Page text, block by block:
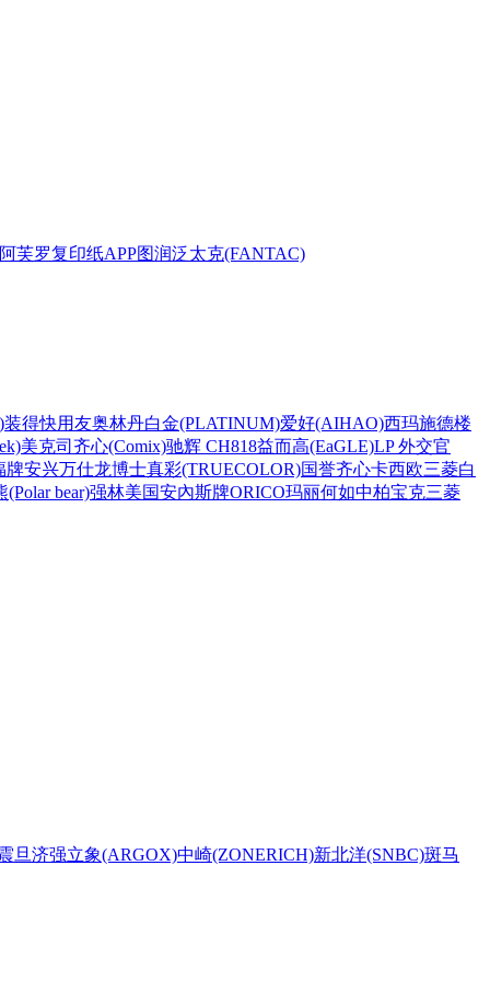
阿芙罗复印纸APP图润泛太克(FANTAC)
装得快用友奥林丹白金(PLATINUM)爱好(AIHAO)西玛施德楼
美克司 齐心(Comix)驰辉 CH818益而高(EaGLE)LP 外交官
牌安兴万仕龙博士真彩(TRUECOLOR)国誉齐心卡西欧三菱白
(Polar bear)强林美国安內斯牌ORICO玛丽何如中柏宝克三菱
旦济强立象(ARGOX)中崎(ZONERICH)新北洋(SNBC)斑马